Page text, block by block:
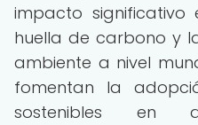
impacto
huella de carbono y
ambiente a nivel
fomentan la
sostenibles en